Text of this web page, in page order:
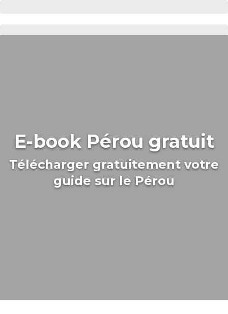
E-book Pérou gratuit
Télécharger gratuitement votre
guide sur le Pérou